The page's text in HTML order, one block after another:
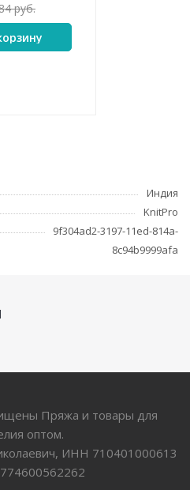
руб.
Индия
KnitPro
9f304ad2-3197-11ed-814a-
8c94b9999afa
Пряжа и товары для
оптом.
ИНН 710401000613